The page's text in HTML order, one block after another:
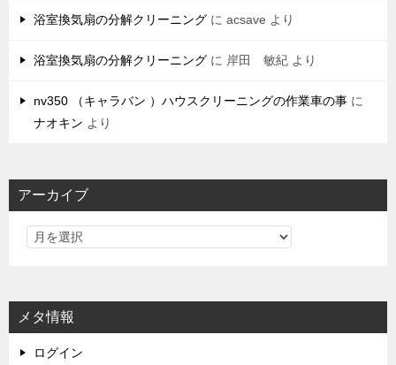
浴室換気扇の分解クリーニング に acsave より
浴室換気扇の分解クリーニング に 岸田 敏紀 より
nv350 （キャラバン ）ハウスクリーニングの作業車の事 に
ナオキン より
アーカイブ
メタ情報
ログイン